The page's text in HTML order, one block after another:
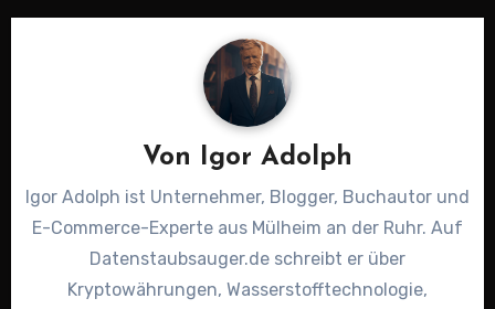
Von Igor Adolph
Igor Adolph ist Unternehmer, Blogger, Buchautor und
E-Commerce-Experte aus Mülheim an der Ruhr. Auf
Datenstaubsauger.de schreibt er über
Kryptowährungen, Wasserstofftechnologie,